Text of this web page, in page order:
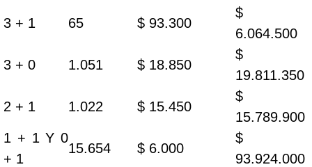
3 + 1 65 $ 93.300
$
6.064.500
3 + 0 1.051 $ 18.850
$
19.811.350
2 + 1 1.022 $ 15.450
$
15.789.900
1 + 1 Y 0
+ 1
15.654 $ 6.000
$
93.924.000